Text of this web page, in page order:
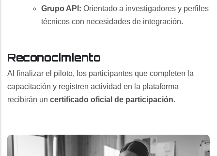
Grupo API: Orientado a investigadores y perfiles
técnicos con necesidades de integración.
Reconocimiento
Al finalizar el piloto, los participantes que completen la
capacitación y registren actividad en la plataforma
recibirán un certificado oficial de participación.